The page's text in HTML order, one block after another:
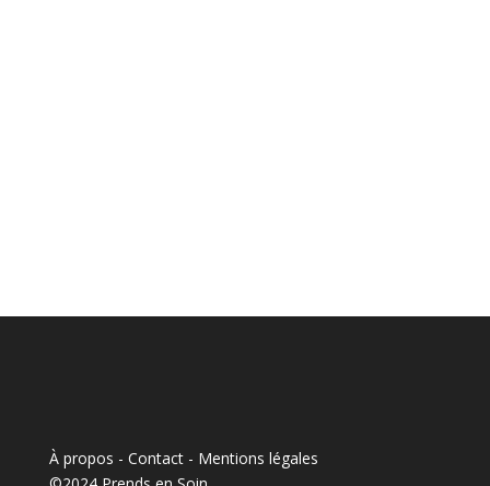
À propos - Contact- Mentions légales